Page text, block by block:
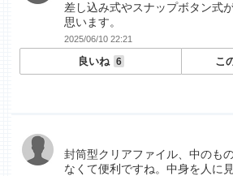
差し込み式やスナップボタン式
思います。
2025/06/10 22:21
良いね 6 こ
封筒型クリアファイル、中のも
なくて便利ですね。中身を人に